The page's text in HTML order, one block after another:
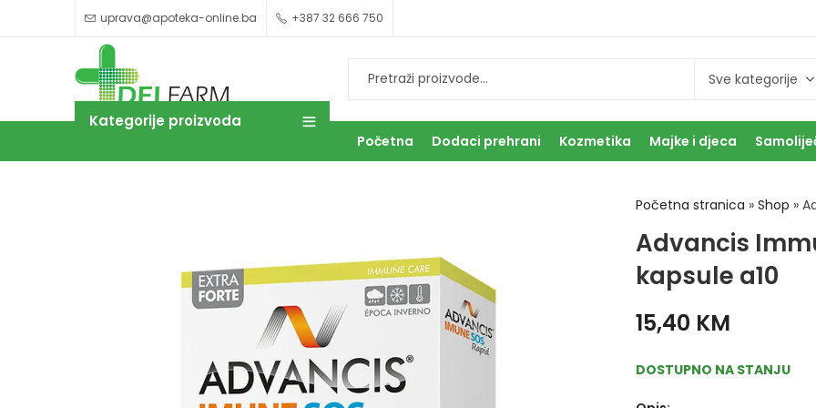
uprava@apoteka-online.ba +387 32 666 750
Kategorije proizvoda
Početna Dodaci prehrani Kozmetika Majke i djeca
Početna stranica » Shop »
Advancis
kapsule a10
15,40 KM
DOSTUPNO NA STANJU